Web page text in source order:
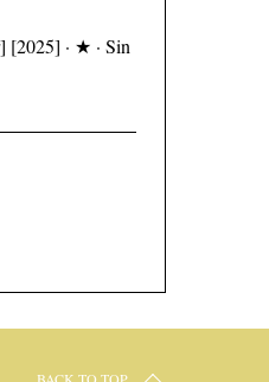
[2025] · ★ · Sin